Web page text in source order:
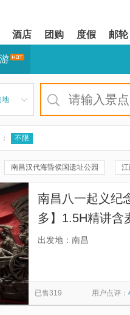
酒店 团购 度假 邮轮
地
不限
南昌汉代海昏侯国遗址公园
五老峰景区
叠泉-观景台 庐山-七彩瀑布
大佛
墅
山花径
天下第六泉 滕王阁主阁
南昌八一起义纪
多】1.5H精讲含
道服务工序标准
出发地：南昌
已售319 用户点评：